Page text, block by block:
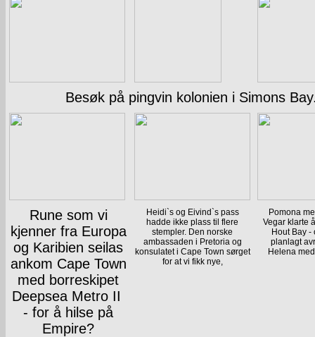
Besøk på pingvin kolonien i Simons
Rune som vi
kjenner fra Europa
og Karibien seilas
ankom Cape Town
med borreskipet
Deepsea Metro II
- for å hilse på
Empire?
Heidi`s og Eivind`s pass
hadde ikke plass til flere
stempler. Den norske
ambassaden i Pretoria og
konsulatet i Cape Town sørget
for at vi fikk nye,
Pomona
Vegar klarte
Hout Bay -
planlagt
Helena